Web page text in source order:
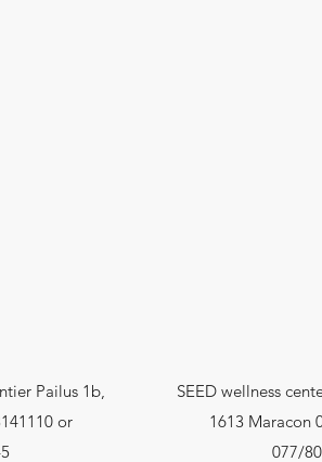
Pailus 1b,
or
SEED wellness
1613 Maracon
077/